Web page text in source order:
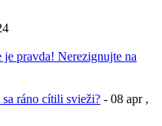
pravda! Nerezignujte na
ráno cítili svieži? - 08 apr ,